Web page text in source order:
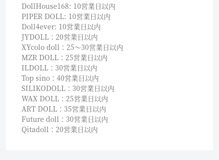
DollHouse168: 10営業日以内
PIPER DOLL: 10営業日以内
Doll4ever: 10営業日以内
JYDOLL：20営業日以内
XYcolo doll：25〜30営業日以内
MZR DOLL：25営業日以内
ILDOLL：30営業日以内
Top sino：40営業日以内
SILIKODOLL：30営業日以内
WAX DOLL：25営業日以内
ART DOLL：35営業日以内
Future doll：30営業日以内
Qitadoll：20営業日以内